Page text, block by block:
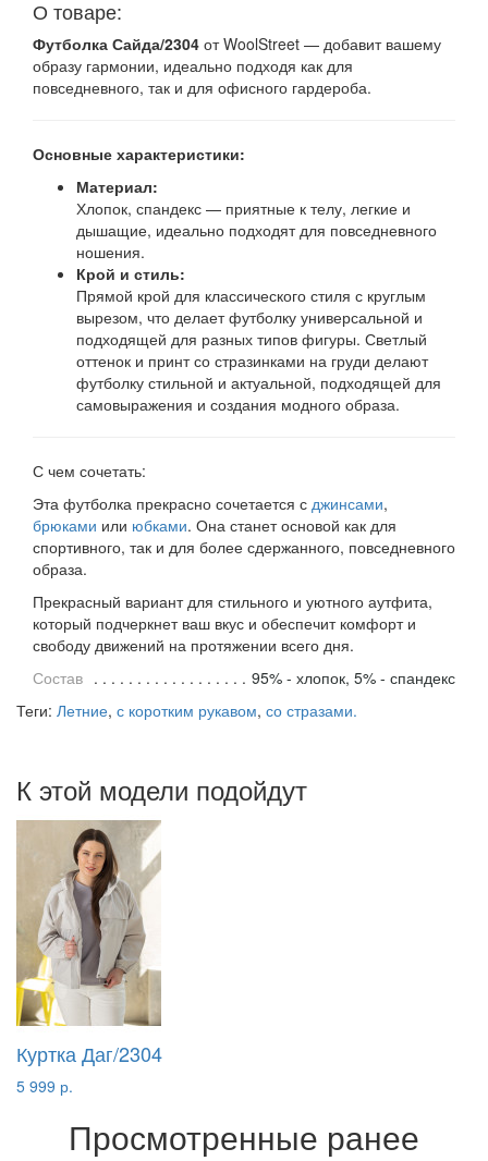
О товаре:
Футболка Сайда/2304 от WoolStreet — добавит вашему
образу гармонии, идеально подходя как для
повседневного, так и для офисного гардероба.
Основные характеристики:
Материал:
Хлопок, спандекс — приятные к телу, легкие и
дышащие, идеально подходят для повседневного
ношения.
Крой и стиль:
Прямой крой для классического стиля с круглым
вырезом, что делает футболку универсальной и
подходящей для разных типов фигуры. Светлый
оттенок и принт со стразинками на груди делают
футболку стильной и актуальной, подходящей для
самовыражения и создания модного образа.
С чем сочетать:
Эта футболка прекрасно сочетается с джинсами,
брюками или юбками. Она станет основой как для
спортивного, так и для более сдержанного, повседневного
образа.
Прекрасный вариант для стильного и уютного аутфита,
который подчеркнет ваш вкус и обеспечит комфорт и
свободу движений на протяжении всего дня.
Состав
95% - хлопок, 5% - спандекс
Теги: Летние, с коротким рукавом, со стразами.
К этой модели подойдут
Куртка Даг/2304
5 999 р.
Просмотренные ранее